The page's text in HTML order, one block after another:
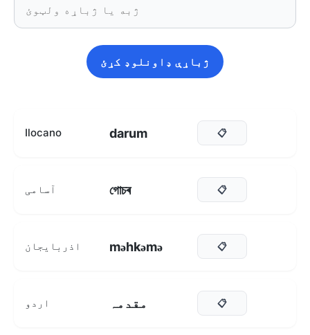
ژباړې ډاونلوډ کړئ
Ilocano darum 📋
آسامی গোচৰ 📋
اذربایجان məhkəmə 📋
اردو مقدمہ 📋